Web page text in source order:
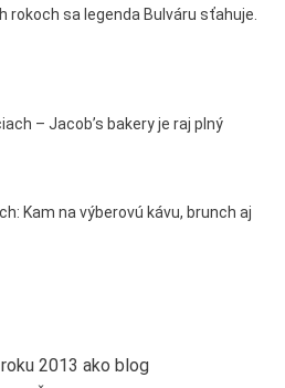
rokoch sa legenda Bulváru sťahuje.
– Jacob’s bakery je raj plný
Kam na výberovú kávu, brunch aj
2013 ako blog